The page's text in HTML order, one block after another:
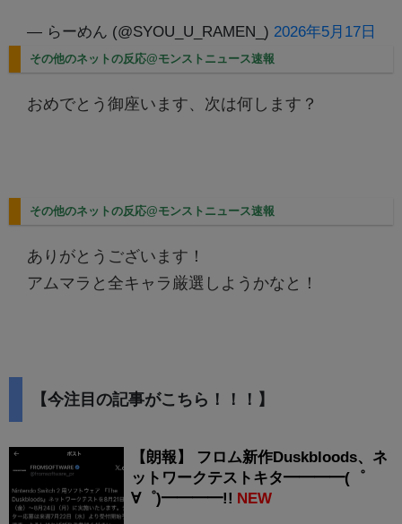
— らーめん (@SYOU_U_RAMEN_) 2026年5月17日
その他のネットの反応@モンストニュース速報
おめでとう御座います、次は何します？
その他のネットの反応@モンストニュース速報
ありがとうございます！
アムマラと全キャラ厳選しようかなと！
【今注目の記事がこちら！！！】
【朗報】 フロム新作Duskbloods、ネ
ットワークテストキタ━━━━(゜
∀゜)━━━━!! NEW